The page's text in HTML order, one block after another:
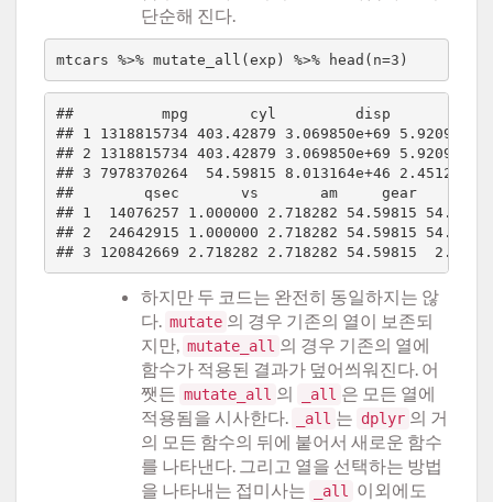
단순해 진다.
##          mpg       cyl         disp
## 1 1318815734 403.42879 3.069850e+69
## 2 1318815734 403.42879 3.069850e+69
## 3 7978370264  54.59815 8.013164e+46
##        qsec       vs       am     gear
## 1  14076257 1.000000 2.718282 54.59815
## 2  24642915 1.000000 2.718282 54.59815
하지만 두 코드는 완전히 동일하지는 않
다. mutate 의 경우 기존의 열이 보존되
지만, mutate_all 의 경우 기존의 열에
함수가 적용된 결과가 덮어씌워진다. 어
쨋든 mutate_all 의 _all 은 모든 열에
적용됨을 시사한다.
_all 는 dplyr 의 거
의 모든 함수의 뒤에 붙어서 새로운 함수
를 나타낸다. 그리고 열을 선택하는 방법
을 나타내는 접미사는
_all 이외에도